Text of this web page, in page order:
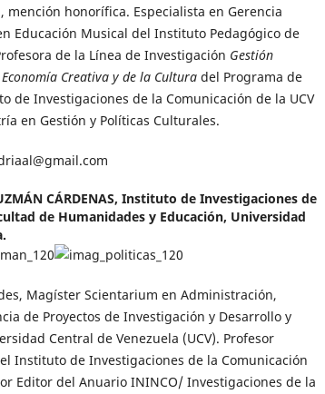
mención honorífica. Especialista en Gerencia
Educación Musical del Instituto Pedagógico de
de la Línea de Investigación Gestión
Creativa y de la Cultura del Programa de
de Investigaciones de la Comunicación de la UCV
en Gestión y Políticas Culturales.
CÁRDENAS, Instituto de Investigaciones de
de Humanidades y Educación, Universidad
Magíster Scientarium en Administración,
de Proyectos de Investigación y Desarrollo y
Central de Venezuela (UCV). Profesor
Instituto de Investigaciones de la Comunicación
Editor del Anuario ININCO/ Investigaciones de la